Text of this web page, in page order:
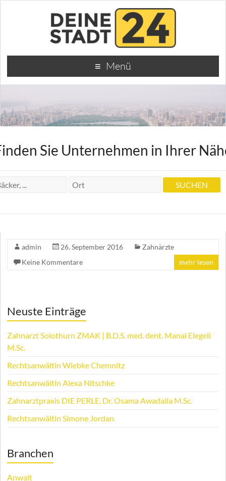
Menü
Sie Unternehmen in Ihrer
admin 26. September 2016
Zahnärzte
Keine Kommentare
mehr lesen
Neuste Einträge
Zahnarzt Solothurn ZMAK | B.D.S. med. dent. Manal Elegeli
M.Sc.
Rechtsanwältin Wiebke Chemnitz
Rechtsanwältin Alexa Nitschke
Zahnarztpraxis DIE PERLE, Dr. Osama Awadalla M.Sc.
Rechtsanwältin Simone Jordan
Branchen
Anwalt